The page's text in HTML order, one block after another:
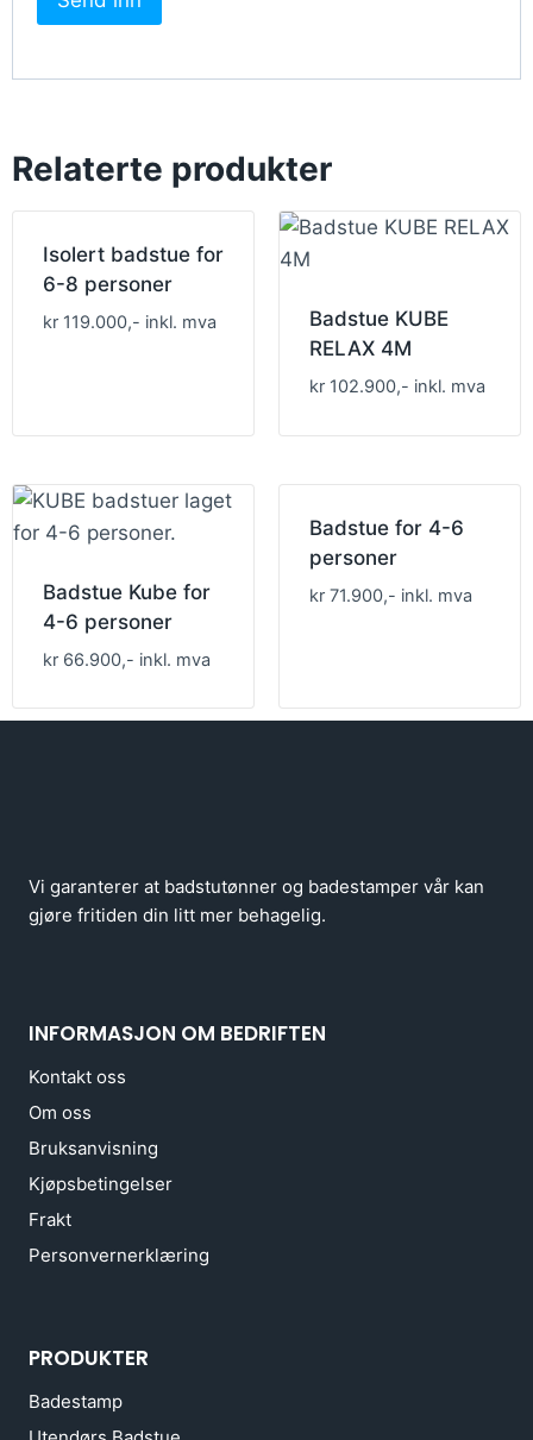
Relaterte produkter
Isolert badstue for
6-8 personer
kr 119.000,- inkl. mva
Badstue KUBE
RELAX 4M
kr 102.900,- inkl. mva
Badstue Kube for
4-6 personer
kr 66.900,- inkl. mva
Badstue for 4-6
personer
kr 71.900,- inkl. mva
Vi garanterer at badstutønner og badestamper vår kan
gjøre fritiden din litt mer behagelig.
INFORMASJON OM BEDRIFTEN
Kontakt oss
Om oss
Bruksanvisning
Kjøpsbetingelser
Frakt
Personvernerklæring
PRODUKTER
Badestamp